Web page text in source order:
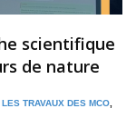
scientifique
de nature
LES TRAVAUX DES MCO